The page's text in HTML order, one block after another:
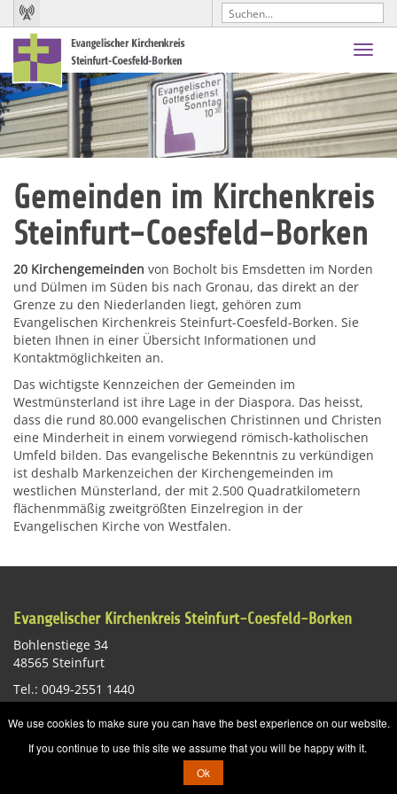
Gemeinden im Kirchenkreis
Steinfurt-Coesfeld-Borken
20 Kirchengemeinden von Bocholt bis Emsdetten im Norden
und Dülmen im Süden bis nach Gronau, das direkt an der
Grenze zu den Niederlanden liegt, gehören zum
Evangelischen Kirchenkreis Steinfurt-Coesfeld-Borken. Sie
bieten Ihnen in einer Übersicht Informationen und
Kontaktmöglichkeiten an.
Das wichtigste Kennzeichen der Gemeinden im
Westmünsterland ist ihre Lage in der Diaspora. Das heisst,
dass die rund 80.000 evangelischen Christinnen und Christen
eine Minderheit in einem vorwiegend römisch-katholischen
Umfeld bilden. Das evangelische Bekenntnis zu verkündigen
ist deshalb Markenzeichen der Kirchengemeinden im
westlichen Münsterland, der mit 2.500 Quadratkilometern
flächenmmäßig zweitgrößten Einzelregion in der
Evangelischen Kirche von Westfalen.
Evangelischer Kirchenkreis Steinfurt-Coesfeld-Borken
Bohlenstiege 34
48565 Steinfurt
Tel.: 0049-2551 1440
E-Mail:st-info@ekvw.de
Impressum
Datenschutzerklärung Sitemap
We use cookies to make sure you can have the best experience on our website.
If you continue to use this site we assume that you will be happy with it.
Ok